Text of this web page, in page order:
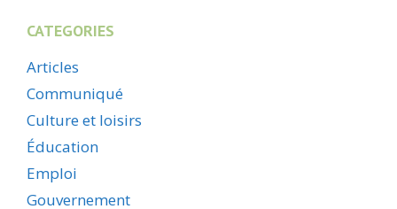
CATEGORIES
Articles
Communiqué
Culture et loisirs
Éducation
Emploi
Gouvernement